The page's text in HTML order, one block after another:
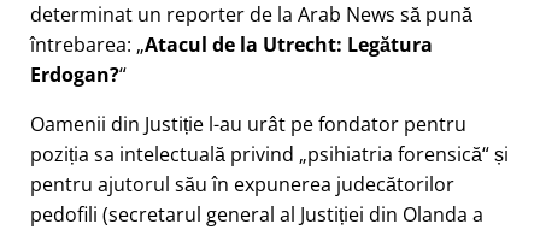
determinat un reporter de la Arab News să pună
întrebarea: Atacul de la Utrecht: Legătura
Erdogan?
Oamenii din Justiție l-au urât pe fondator pentru
poziția sa intelectuală privind psihiatria forensică și
pentru ajutorul său în expunerea judecătorilor
pedofili (secretarul general al Justiției din Olanda a